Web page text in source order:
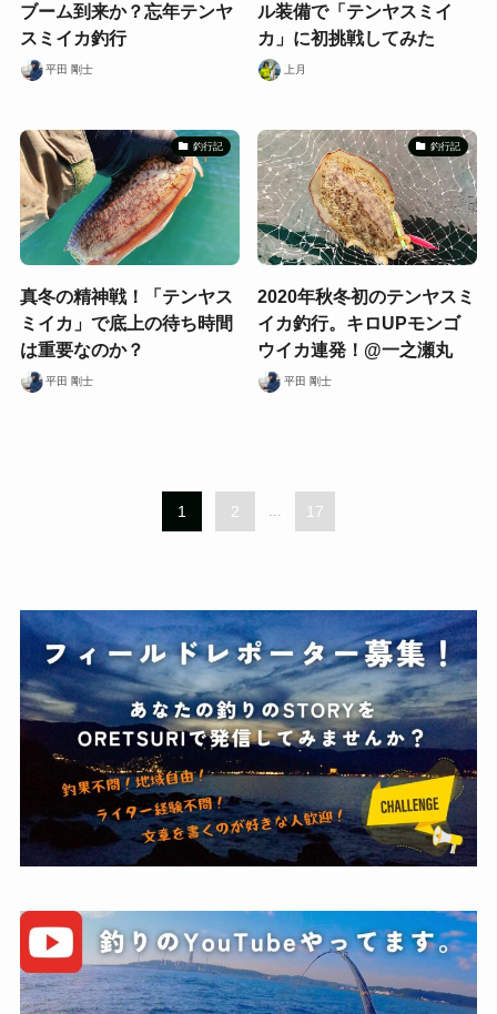
ブーム到来か？忘年テンヤ
スミイカ釣行
平田 剛士
ル装備で「テンヤスミイ
カ」に初挑戦してみた
上月
釣行記
真冬の精神戦！「テンヤス
ミイカ」で底上の待ち時間
は重要なのか？
平田 剛士
釣行記
2020年秋冬初のテンヤスミ
イカ釣行。キロUPモンゴ
ウイカ連発！@一之瀬丸
平田 剛士
1 2 ... 17